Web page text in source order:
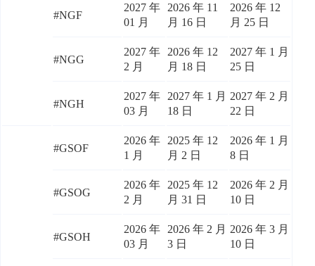
#NGF
2027 年
01 月
2026 年 11
月 16 日
2026 年 12
月 25 日
#NGG
2027 年
2 月
2026 年 12
月 18 日
2027 年 1 月
25 日
#NGH
2027 年
03 月
2027 年 1 月
18 日
2027 年 2 月
22 日
#GSOF
2026 年
1 月
2025 年 12
月 2 日
2026 年 1 月
8 日
#GSOG
2026 年
2 月
2025 年 12
月 31 日
2026 年 2 月
10 日
#GSOH
2026 年
03 月
2026 年 2 月
3 日
2026 年 3 月
10 日